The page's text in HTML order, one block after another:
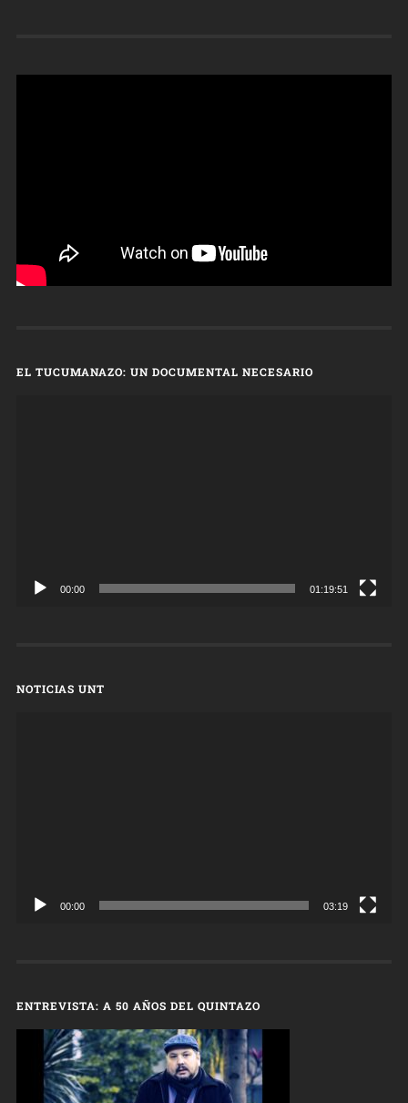
EL TUCUMANAZO: UN DOCUMENTAL NECESARIO
00:00 01:19:51
NOTICIAS UNT
00:00 03:19
ENTREVISTA: A 50 AÑOS DEL QUINTAZO